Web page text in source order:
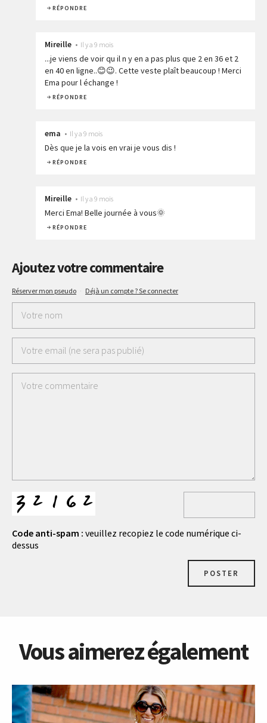
RÉPONDRE
Mireille • Il y a 9 mois
...je viens de voir qu il n y en a pas plus que 2 en 36 et 2
en 40 en ligne..😊😉. Cette veste plaît beaucoup ! Merci
Ema pour l échange !
RÉPONDRE
ema • Il y a 9 mois
Dès que je la vois en vrai je vous dis !
RÉPONDRE
Mireille • Il y a 9 mois
Merci Ema! Belle journée à vous🌞
RÉPONDRE
Ajoutez votre commentaire
Réserver mon pseudo · Déjà un compte ? Se connecter
Code anti-spam : veuillez recopiez le code numérique ci-
dessus
POSTER
Vous aimerez également